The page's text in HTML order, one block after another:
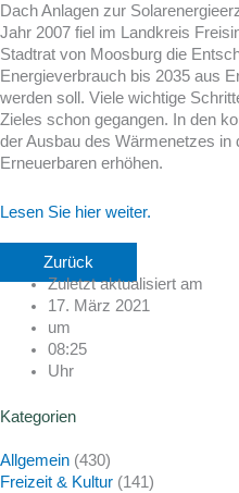
Dach Anlagen zur
Jahr 2007 fiel im Landkreis
Stadtrat von Moosburg die
Energieverbrauch bis 2035 aus
werden soll. Viele wichtige
Zieles schon gegangen. In den
der Ausbau des Wärmenetzes in
Erneuerbaren erhöhen.
Lesen Sie hier weiter.
Zurück
Zuletzt aktualisiert am
17. März 2021
um
08:25
Uhr
Kategorien
Allgemein (430)
Freizeit & Kultur (141)